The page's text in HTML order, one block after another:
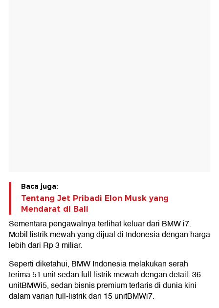
Baca juga:
Tentang Jet Pribadi Elon Musk yang
Mendarat di Bali
Sementara pengawalnya terlihat keluar dari BMW i7.
Mobil listrik mewah yang dijual di Indonesia dengan harga
lebih dari Rp 3 miliar.
Seperti diketahui, BMW Indonesia melakukan serah
terima 51 unit sedan full listrik mewah dengan detail: 36
unitBMWi5, sedan bisnis premium terlaris di dunia kini
dalam varian full-listrik dan 15 unitBMWi7.